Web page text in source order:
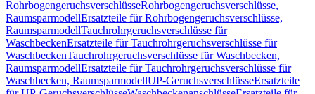
RohrbogengeruchsverschlüsseRohrbogengeruchsverschlüsse,
RaumsparmodellErsatzteile für Rohrbogengeruchsverschlüsse,
RaumsparmodellTauchrohrgeruchsverschlüsse für
WaschbeckenErsatzteile für Tauchrohrgeruchsverschlüsse für
WaschbeckenTauchrohrgeruchsverschlüsse für Waschbecken,
RaumsparmodellErsatzteile für Tauchrohrgeruchsverschlüsse für
Waschbecken, RaumsparmodellUP-GeruchsverschlüsseErsatzteile